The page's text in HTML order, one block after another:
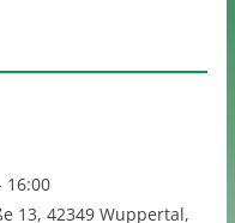
16:00
13, 42349 Wuppertal,